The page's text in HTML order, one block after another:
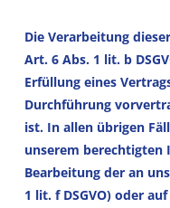
Die Verarbeitung
Art. 6 Abs. 1 lit. b
Erfüllung eines
Durchführung
ist. In allen übrigen
unserem berechtigten
Bearbeitung der an
1 lit. f DSGVO) oder